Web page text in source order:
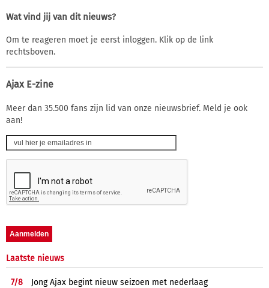
Wat vind jij van dit nieuws?
Om te reageren moet je eerst inloggen. Klik op de link
rechtsboven.
Ajax E-zine
Meer dan 35.500 fans zijn lid van onze nieuwsbrief. Meld je ook
aan!
Laatste nieuws
7/8
Jong Ajax begint nieuw seizoen met nederlaag